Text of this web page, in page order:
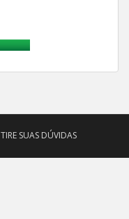
TIRE SUAS DÚVIDAS